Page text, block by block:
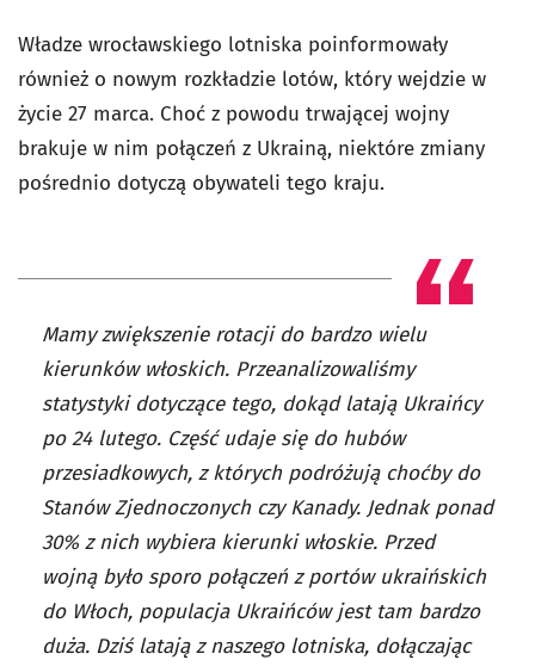
Władze wrocławskiego lotniska poinformowały
również o nowym rozkładzie lotów, który wejdzie w
życie 27 marca. Choć z powodu trwającej wojny
brakuje w nim połączeń z Ukrainą, niektóre zmiany
pośrednio dotyczą obywateli tego kraju.
Mamy zwiększenie rotacji do bardzo wielu
kierunków włoskich. Przeanalizowaliśmy
statystyki dotyczące tego, dokąd latają Ukraińcy
po 24 lutego. Część udaje się do hubów
przesiadkowych, z których podróżują choćby do
Stanów Zjednoczonych czy Kanady. Jednak ponad
30% z nich wybiera kierunki włoskie. Przed
wojną było sporo połączeń z portów ukraińskich
do Włoch, populacja Ukraińców jest tam bardzo
duża. Dziś latają z naszego lotniska, dołączając